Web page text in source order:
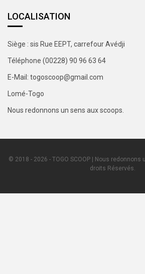
LOCALISATION
Siège : sis Rue EEPT, carrefour Avédji
Téléphone (00228) 90 96 63 64
E-Mail: togoscoop@gmail.com
Lomé-Togo
Nous redonnons un sens aux scoops.
© 2018 - 2026 - TOGO SCOOP | Nous
droits Réservés.